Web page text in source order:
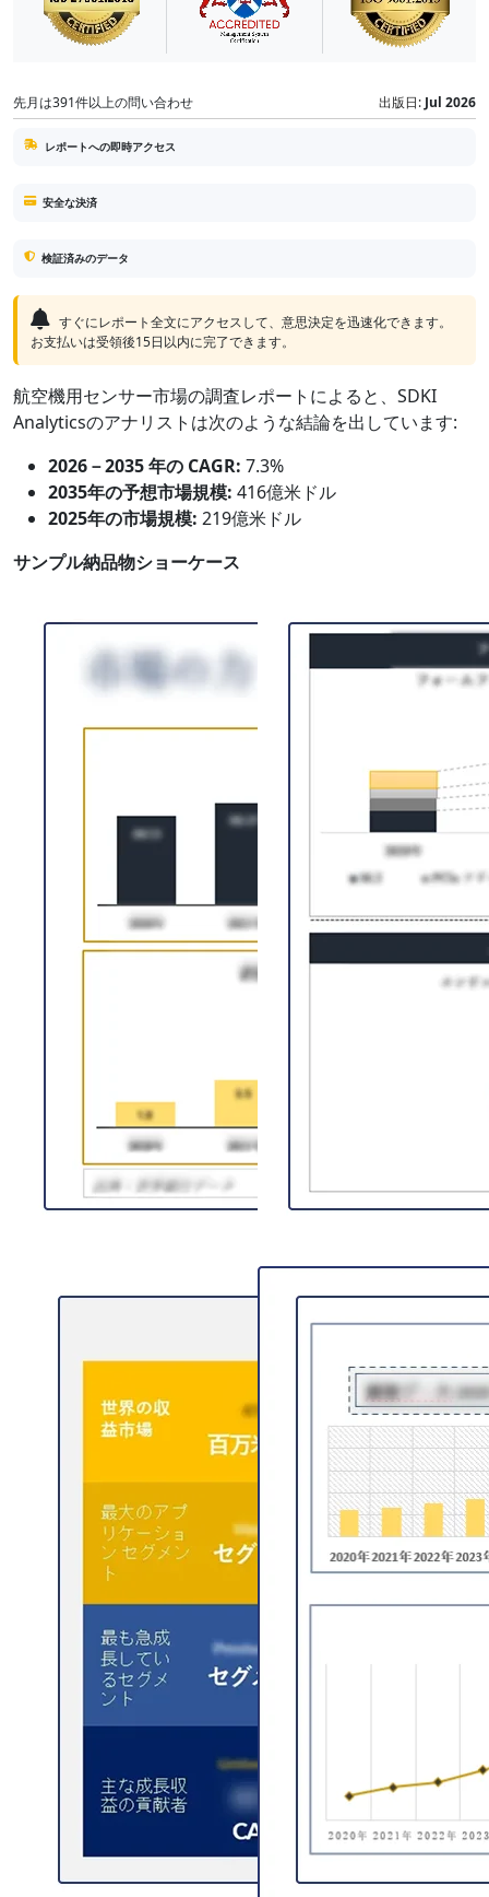
先月は391件以上の問い合わせ 出版日: Jul 2026
レポートへの即時アクセス
安全な決済
検証済みのデータ
すぐにレポート全文にアクセスして、意思決定を迅速化できます。
お支払いは受領後15日以内に完了できます。
航空機用センサー市場の調査レポートによると、SDKI
Analyticsのアナリストは次のような結論を出しています:
2026－2035 年の CAGR: 7.3%
2035年の予想市場規模: 416億米ドル
2025年の市場規模: 219億米ドル
サンプル納品物ショーケース